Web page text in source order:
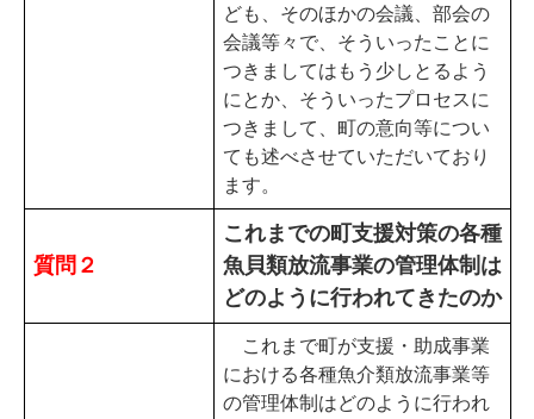
ども、そのほかの会議、部会の
会議等々で、そういったことに
つきましてはもう少しとるよう
にとか、そういったプロセスに
つきまして、町の意向等につい
ても述べさせていただいており
ます。
質問２
これまでの町支援対策の各種
魚貝類放流事業の管理体制は
どのように行われてきたのか
これまで町が支援・助成事業
における各種魚介類放流事業等
の管理体制はどのように行われ